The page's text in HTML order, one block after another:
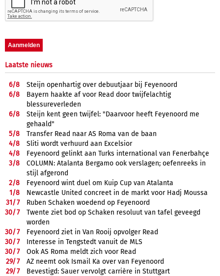
Laatste nieuws
6/8
Steijn openhartig over debuutjaar bij Feyenoord
6/8
Bayern haakte af voor Read door twijfelachtig
blessureverleden
6/8
Steijn kent geen twijfel: "Daarvoor heeft Feyenoord me
gehaald"
5/8
Transfer Read naar AS Roma van de baan
4/8
Sliti wordt verhuurd aan Excelsior
4/8
Feyenoord gelinkt aan Turks international van Fenerbahçe
3/8
COLUMN: Atalanta Bergamo ook verslagen; oefenreeks in
stijl afgerond
2/8
Feyenoord wint duel om Kuip Cup van Atalanta
1/8
Newcastle United concreet in de markt voor Hadj Moussa
31/7
Ruben Schaken woedend op Feyenoord
30/7
Twente ziet bod op Schaken resoluut van tafel geveegd
worden
30/7
Feyenoord ziet in Van Rooij opvolger Read
30/7
Interesse in Tengstedt vanuit de MLS
30/7
Ook AS Roma meldt zich voor Read
29/7
AZ neemt ook Ismail Ka over van Feyenoord
29/7
Bevestigd: Sauer vervolgt carrière in Stuttgart